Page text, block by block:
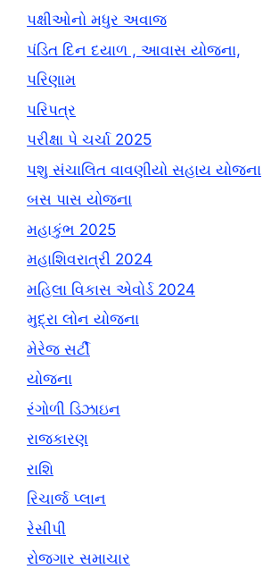
પક્ષીઓનો મધુર અવાજ
પંડિત દિન દયાળ , આવાસ યોજના,
પરિણામ
પરિપત્ર
પરીક્ષા પે ચર્ચા 2025
પશુ સંચાલિત વાવણીયો સહાય યોજના
બસ પાસ યોજના
મહાકુંભ 2025
મહાશિવરાત્રી 2024
મહિલા વિકાસ એવોર્ડ 2024
મુદ્રા લોન યોજના
મેરેજ સર્ટી
યોજના
રંગોળી ડિઝાઇન
રાજકારણ
રાશિ
રિચાર્જ પ્લાન
રેસીપી
રોજગાર સમાચાર